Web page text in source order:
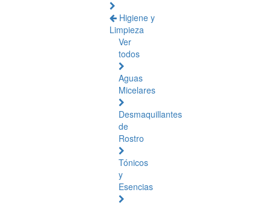
Higiene y
Limpieza
Ver
todos
Aguas
Micelares
Desmaquillantes
de
Rostro
Tónicos
y
Esencias